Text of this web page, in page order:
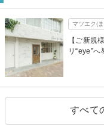
マツエク(
【ご新規
リ“eye”
すべて